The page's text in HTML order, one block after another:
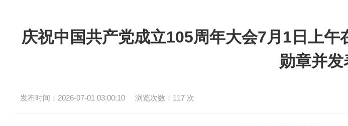
庆祝中国共产党成立105周年大会7月1日上
勋章并
发布时间：2026-07-01 03:00:10 浏览次数： 117 次